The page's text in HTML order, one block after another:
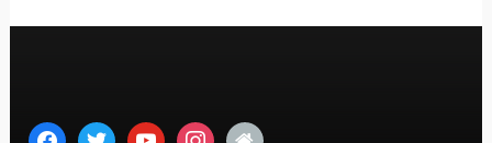
facebooktwitter youtubeinstagram
home